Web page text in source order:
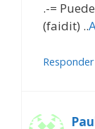
.-=
(faidit) ..
Responder